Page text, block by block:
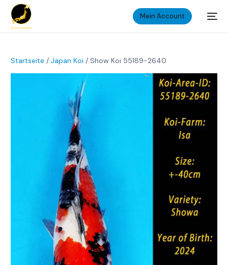
Mein Account
Startseite /Japan Koi / Show Koi 55189-2640